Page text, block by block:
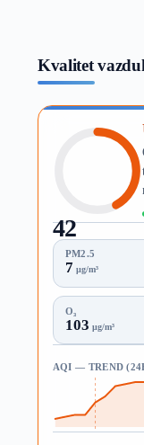
Kvalitet
42
AQI
PM2.5
7 µg/m³
O₃
103 µg/m³
AQI — TREND